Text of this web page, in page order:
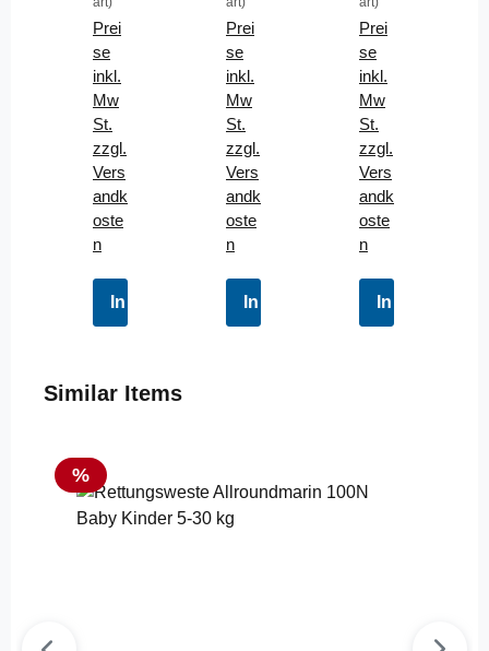
YM
P
320
Bla
u
Ca
mo
SE
T
Prei
se
inkl.
Mw
St.
zzgl.
Vers
andk
oste
n
In den Warenkorb
KU
NA
320
Du
nke
lbla
u
SE
T
Prei
se
inkl.
Mw
St.
zzgl.
Vers
andk
oste
n
In den Warenkorb
Har
tluf
t
480
cm
3
Per
son
en
SE
T
grü
Prei
se
inkl.
Mw
St.
zzgl.
Vers
andk
oste
n
In den
Produktgalerie überspringen
Similar Items
Rabatt
%